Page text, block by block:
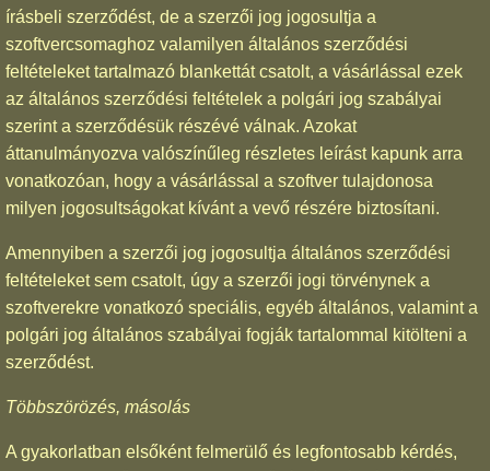
írásbeli szerződést, de a szerzői jog jogosultja a
szoftvercsomaghoz valamilyen általános szerződési
feltételeket tartalmazó blankettát csatolt, a vásárlással ezek
az általános szerződési feltételek a polgári jog szabályai
szerint a szerződésük részévé válnak. Azokat
áttanulmányozva valószínűleg részletes leírást kapunk arra
vonatkozóan, hogy a vásárlással a szoftver tulajdonosa
milyen jogosultságokat kívánt a vevő részére biztosítani.
Amennyiben a szerzői jog jogosultja általános szerződési
feltételeket sem csatolt, úgy a szerzői jogi törvénynek a
szoftverekre vonatkozó speciális, egyéb általános, valamint a
polgári jog általános szabályai fogják tartalommal kitölteni a
szerződést.
Többszörözés, másolás
A gyakorlatban elsőként felmerülő és legfontosabb kérdés,